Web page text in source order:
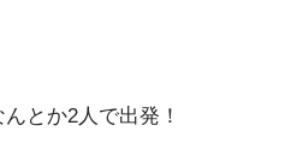
とか2人で出発！